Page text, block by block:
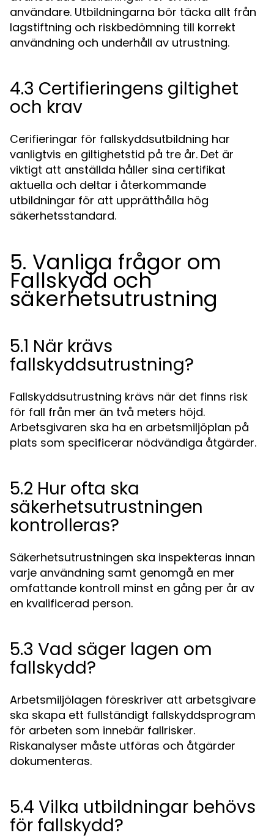
användare. Utbildningarna bör täcka allt från
lagstiftning och riskbedömning till korrekt
användning och underhåll av utrustning.
4.3 Certifieringens giltighet
och krav
Cerifieringar för fallskyddsutbildning har
vanligtvis en giltighetstid på tre år. Det är
viktigt att anställda håller sina certifikat
aktuella och deltar i återkommande
utbildningar för att upprätthålla hög
säkerhetsstandard.
5. Vanliga frågor om
Fallskydd och
säkerhetsutrustning
5.1 När krävs
fallskyddsutrustning?
Fallskyddsutrustning krävs när det finns risk
för fall från mer än två meters höjd.
Arbetsgivaren ska ha en arbetsmiljöplan på
plats som specificerar nödvändiga åtgärder.
5.2 Hur ofta ska
säkerhetsutrustningen
kontrolleras?
Säkerhetsutrustningen ska inspekteras innan
varje användning samt genomgå en mer
omfattande kontroll minst en gång per år av
en kvalificerad person.
5.3 Vad säger lagen om
fallskydd?
Arbetsmiljölagen föreskriver att arbetsgivare
ska skapa ett fullständigt fallskyddsprogram
för arbeten som innebär fallrisker.
Riskanalyser måste utföras och åtgärder
dokumenteras.
5.4 Vilka utbildningar behövs
för fallskydd?